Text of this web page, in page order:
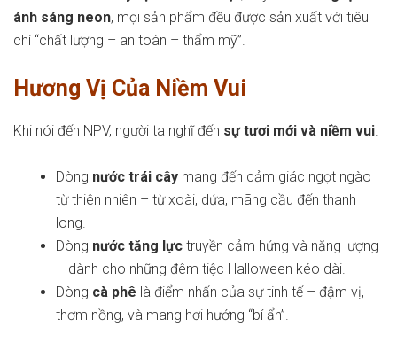
ánh sáng neon, mọi sản phẩm đều được sản xuất với tiêu
chí “chất lượng – an toàn – thẩm mỹ”.
Hương Vị Của Niềm Vui
Khi nói đến NPV, người ta nghĩ đến sự tươi mới và niềm vui.
Dòng nước trái cây mang đến cảm giác ngọt ngào
từ thiên nhiên – từ xoài, dứa, mãng cầu đến thanh
long.
Dòng nước tăng lực truyền cảm hứng và năng lượng
– dành cho những đêm tiệc Halloween kéo dài.
Dòng cà phê là điểm nhấn của sự tinh tế – đậm vị,
thơm nồng, và mang hơi hướng “bí ẩn”.